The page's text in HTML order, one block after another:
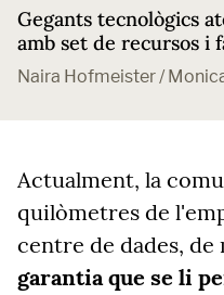
Gegants tecnològics
amb set de recursos i
Naira Hofmeister /
Actualment, la
quilòmetres de
centre de dades, de
garantia que se li